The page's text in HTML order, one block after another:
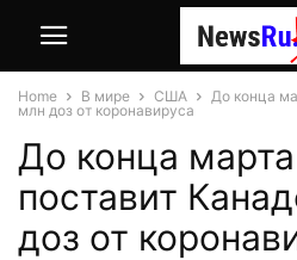
Home В мире США
До конца
млн доз от коронавируса
До конца
поставит
доз от